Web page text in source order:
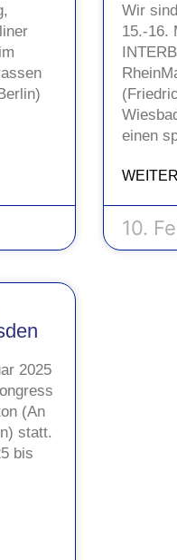
Wir
15.-16.
einen
10.
2025
(An
statt.
bis